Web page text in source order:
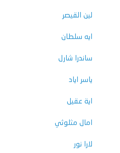
لين القيصر
ايه سلطان
ساندرا شارل
ياسر اياد
اية عقيل
امال مثلوثي
لارا نور